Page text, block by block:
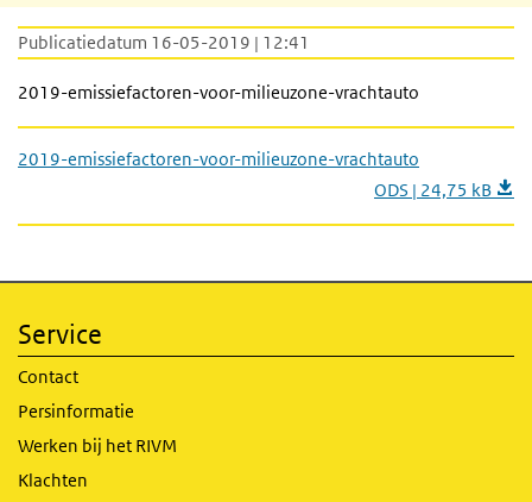
Publicatiedatum 16-05-2019 | 12:41
2019-emissiefactoren-voor-milieuzone-vrachtauto
2019-emissiefactoren-voor-milieuzone-vrachtauto
ODS | 24,75 kB
Service
Contact
Persinformatie
Werken bij het RIVM
Klachten